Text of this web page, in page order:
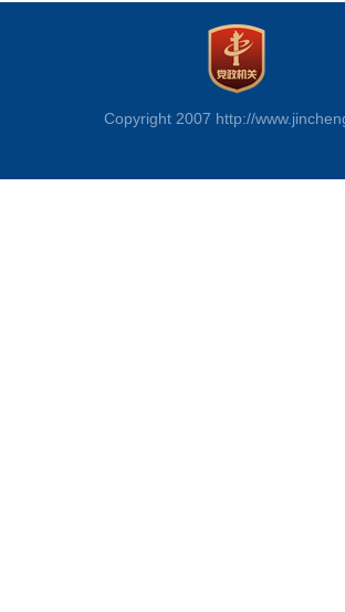
Copyright 2007 http://